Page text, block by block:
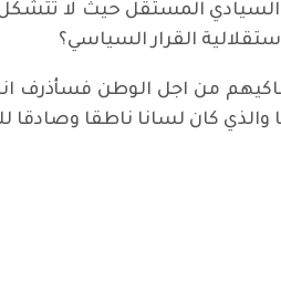
المستقل حيث لا تتشكل
القرار السياسي؟
من اجل الوطن فسأذرف
والذي كان لسانا ناطقا وصادقا
عن الانتخابات